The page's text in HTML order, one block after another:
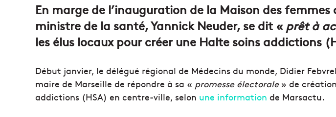
En marge de l’inauguration de la Maison des femmes
ministre de la santé, Yannick Neuder, se dit « prêt à
les élus locaux pour créer une Halte soins addictions
Début janvier, le délégué régional de Médecins du monde, Didier
maire de Marseille de répondre à sa « promesse électorale» de
addictions (HSA) en centre-ville, selon une information de Marsactu.